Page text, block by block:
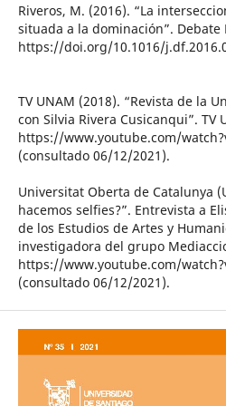
Riveros, M. (2016). “La
situada a la dominación”. Debate
https://doi.org/10.1016/
TV UNAM (2018). “Revista de la
con Silvia Rivera Cusicanqui”. TV
https://www.youtube.com/
(consultado 06/12/2021).
Universitat Oberta de Catalunya
hacemos selfies?”. Entrevista a
de los Estudios de Artes y
investigadora del grupo
https://www.youtube.com/
(consultado 06/12/2021).